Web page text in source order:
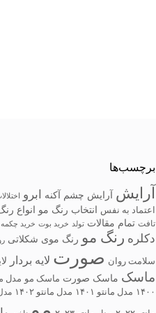
برچسب‌ها
آرایش آرایش چشم آکنه ابرو
اعتماد به نفس انتخاب رنگ مو انواع
تافت تمام مقالات تولد خرید بوت خرید چکمه
دکلره رنگ مو رنگ موی شکلاتی
سلامت روان صورت لایه بردار
ماسک ماسک صورت ماسک مو مدل
۱۴۰۰ مدل مانتو ۱۴۰۱ مدل مانتو ۱۴۰۲ مدل